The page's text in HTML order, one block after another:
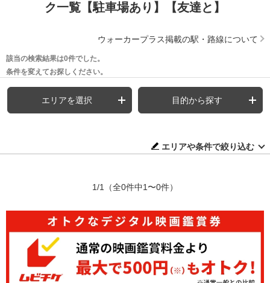
ク一覧【駐車場あり】【友達と】
ウォーカープラス掲載の駅・路線について
該当の検索結果は0件でした。
条件を変えてお探しください。
エリアを選択 目的から探す
エリアや条件で絞り込む
1/1 （全0件中1〜0件）